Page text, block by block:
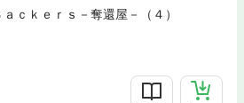
ａｃｋｅｒｓ－奪還屋－（４）